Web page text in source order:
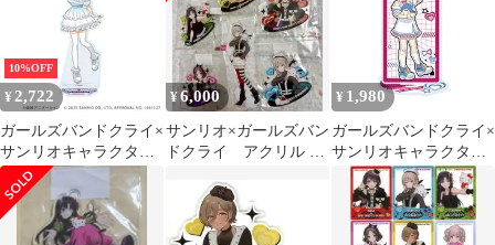
10%OFF
¥ 2,722
ガールズバンドクライ×
サンリオキャラクター
ズ 09 アイ×シナモロー
ル（コラボイラスト）
BIGアクリルスタンド
ガルクラ サンリオ 新品
¥6,000
サンリオ×ガールズバン
ドクライ アクリル ス
パ すばる 智
¥ 1,980
ガールズバンドクライ×
サンリオキャラクター
ズ 16 ナナ×タキシード
サム（コラボイラス
ト） アクリルスタンド
ガルクラ 新品 未開封品